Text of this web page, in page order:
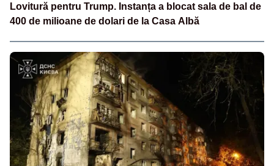
Lovitură pentru Trump. Instanța a blocat sala de bal de
400 de milioane de dolari de la Casa Albă